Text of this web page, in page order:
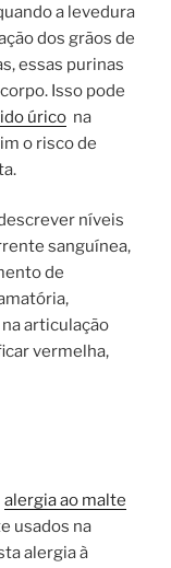
a levedura
dos grãos de
essas purinas
Isso pode
úrico na
o risco de
níveis
sanguínea,
de
articulação
vermelha,
alergia ao malte
usados ​​na
alergia à